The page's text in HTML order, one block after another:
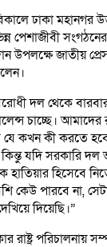
ঢাকা মহানগর
পেশাজীবী
উপলক্ষে জাতীয়
দল থেকে
চাচ্ছে।
কখন কী করতে
যদি সরকারি দল
হাতিয়ার হিসেবে
কেউ পারবে না,
দিয়েছি।”
রাষ্ট্র পরিচালনায়